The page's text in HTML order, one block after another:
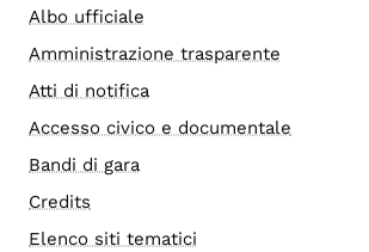
Albo ufficiale
Amministrazione trasparente
Atti di notifica
Accesso civico e documentale
Bandi di gara
Credits
Elenco siti tematici